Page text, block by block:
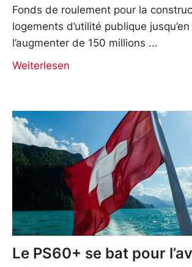
Fonds de roulement pour la
logements d’utilité publique
l’augmenter de 150 millions
Weiterlesen
Le PS60+ se bat pour